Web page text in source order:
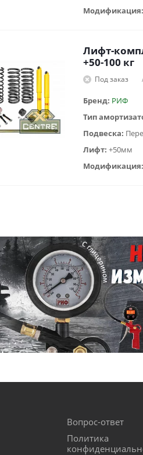
Модификация:
Лифт-
+50-100 кг
Под заказ
Бренд: РИФ
Тип
Подвеска:
Лифт: +50мм
Модификация:
Вопрос-ответ
Политика